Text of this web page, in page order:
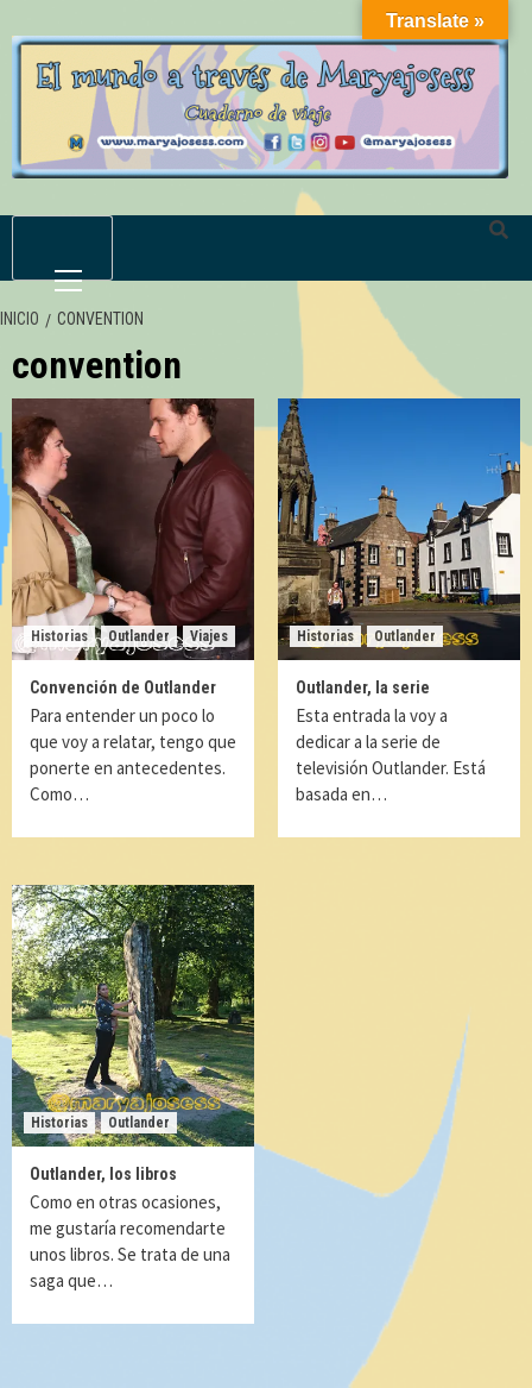
al
contenido
primario
INICIO CONVENTION
convention
Historias Outlander Viajes
Convención de Outlander
Para entender un poco lo
que voy a relatar, tengo que
ponerte en antecedentes.
Como…
Historias Outlander
Outlander, la serie
Esta entrada la voy a
dedicar a la serie de
televisión Outlander. Está
basada en…
Historias Outlander
Outlander, los libros
Como en otras ocasiones,
me gustaría recomendarte
unos libros. Se trata de una
saga que…
Translate »